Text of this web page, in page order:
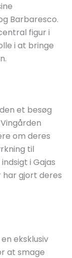
Barbaresco.
figur i
i at bringe
et besøg
om deres
til
i Gajas
har gjort deres
eksklusiv
at smage